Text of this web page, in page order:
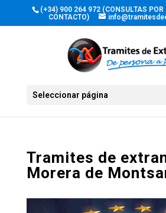
(+34) 900 264 972 (CONSULTAS POR
CONTACTO)
Seleccionar página
Tramites de
Morera de